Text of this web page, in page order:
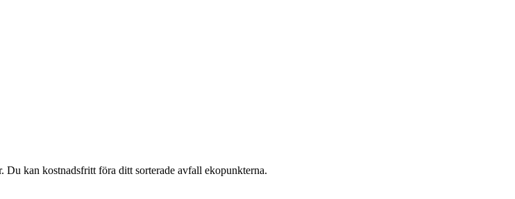
Du kan kostnadsfritt föra ditt sorterade avfall ekopunkterna.